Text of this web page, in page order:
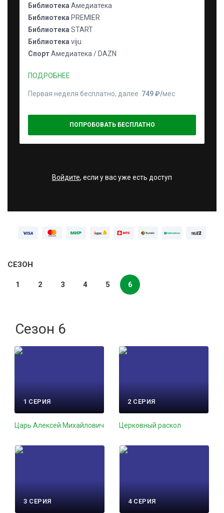
Библиотека Амедиатека
Библиотека PREMIER
Библиотека START
Библиотека viju
СпортАмедиатека / DAZN
ПОДРОБНЕЕ
Первая неделя бесплатно, далее 749 ₽⁠/⁠мес
ПОПРОБОВАТЬ БЕСПЛАТНО
Войдите, если у вас уже есть доступ
СЕЗОН
1 2 3 4 5 6
Сезон 6
1 СЕРИЯ
Царь Алексей Михайлович
2 СЕРИЯ
Церковный раскол
3 СЕРИЯ 4 СЕРИЯ